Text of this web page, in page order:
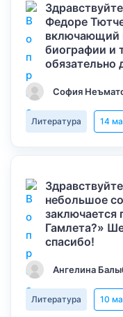
Федоре
включающий
биографии и
София
Литература 14
небольшое
заключается
Гамлета?»
спасибо!
Ангелина
Литература 10